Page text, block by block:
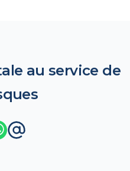
au service de